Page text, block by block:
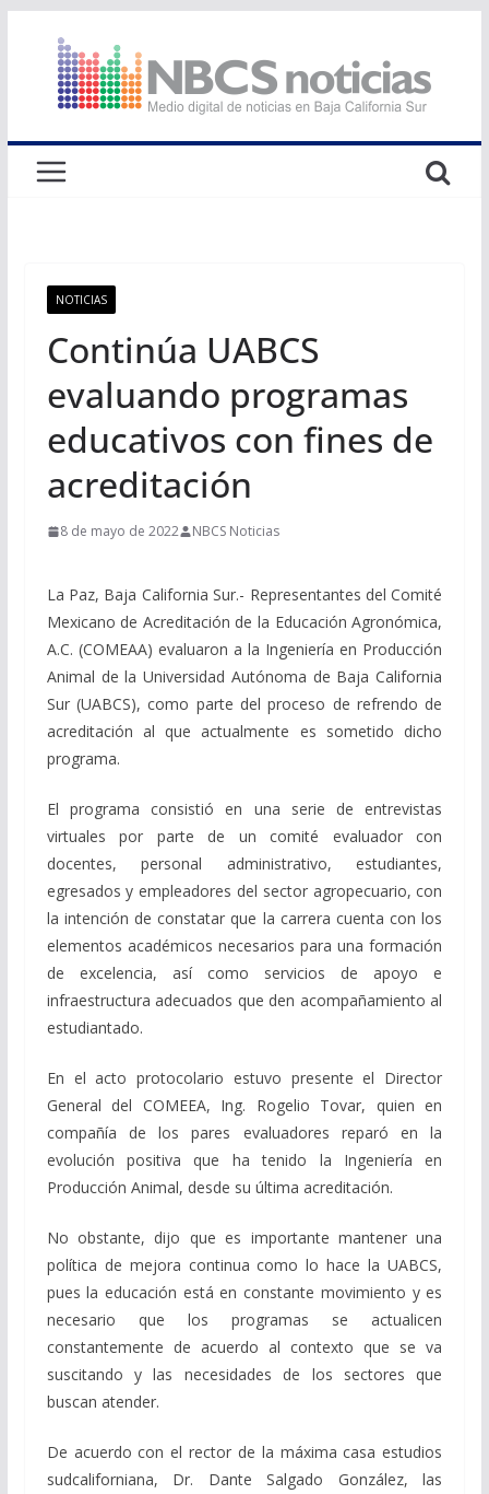
contenido
NOTICIAS
Continúa UABCS
evaluando programas
educativos con fines de
acreditación
8 de mayo de 2022 NBCS Noticias
La Paz, Baja California Sur.- Representantes del Comité
Mexicano de Acreditación de la Educación Agronómica,
A.C. (COMEAA) evaluaron a la Ingeniería en Producción
Animal de la Universidad Autónoma de Baja California
Sur (UABCS), como parte del proceso de refrendo de
acreditación al que actualmente es sometido dicho
programa.
El programa consistió en una serie de entrevistas
virtuales por parte de un comité evaluador con
docentes, personal administrativo, estudiantes,
egresados y empleadores del sector agropecuario, con
la intención de constatar que la carrera cuenta con los
elementos académicos necesarios para una formación
de excelencia, así como servicios de apoyo e
infraestructura adecuados que den acompañamiento al
estudiantado.
En el acto protocolario estuvo presente el Director
General del COMEEA, Ing. Rogelio Tovar, quien en
compañía de los pares evaluadores reparó en la
evolución positiva que ha tenido la Ingeniería en
Producción Animal, desde su última acreditación.
No obstante, dijo que es importante mantener una
política de mejora continua como lo hace la UABCS,
pues la educación está en constante movimiento y es
necesario que los programas se actualicen
constantemente de acuerdo al contexto que se va
suscitando y las necesidades de los sectores que
buscan atender.
De acuerdo con el rector de la máxima casa estudios
sudcaliforniana, Dr. Dante Salgado González, las